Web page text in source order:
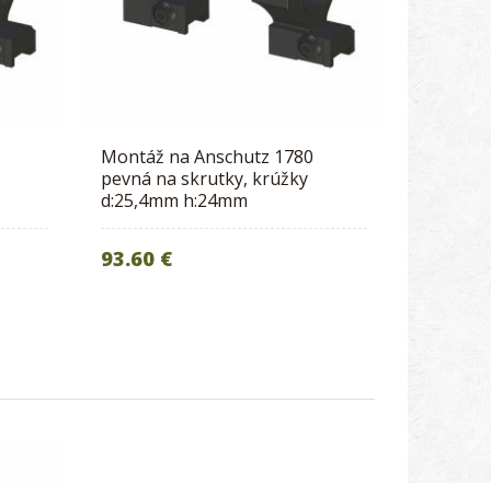
Montáž na Anschutz 1780
pevná na skrutky, krúžky
d:25,4mm h:24mm
93.60 €